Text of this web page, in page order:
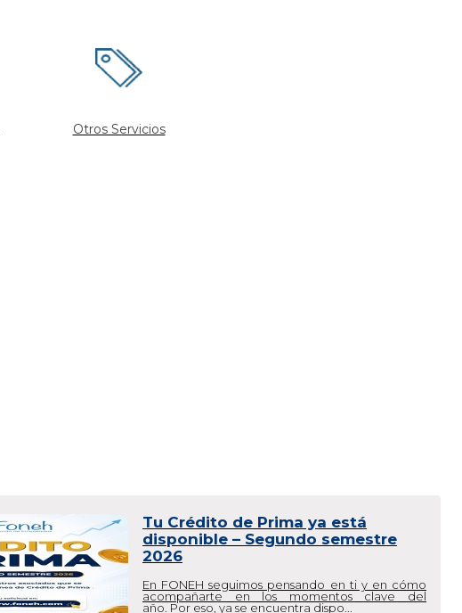
Otros Servicios
Beneficio Foneh: Asistencia 48
Horas
En FONEH sabemos lo importante que es contar
con apoyo oportuno para cuidar tu bienestar y el
de quienes más quieres. ...